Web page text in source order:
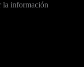
la información